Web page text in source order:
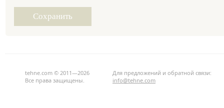
tehne.com © 2011—2026
Все права защищены.
Для предложений и обратной связи:
info@tehne.com